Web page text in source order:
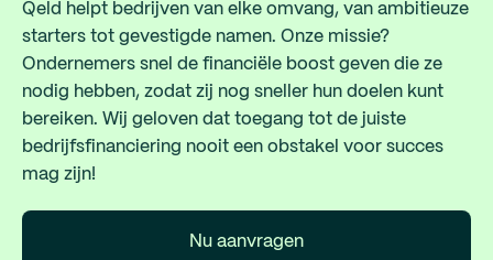
Qeld helpt bedrijven van elke omvang, van ambitieuze
starters tot gevestigde namen. Onze missie?
Ondernemers snel de financiële boost geven die ze
nodig hebben, zodat zij nog sneller hun doelen kunt
bereiken. Wij geloven dat toegang tot de juiste
bedrijfsfinanciering nooit een obstakel voor succes
mag zijn!
Nu aanvragen